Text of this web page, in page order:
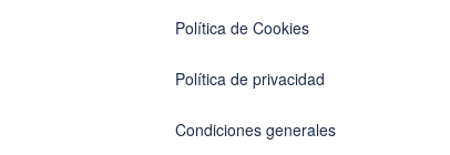
Política de Cookies
Política de privacidad
Condiciones generales